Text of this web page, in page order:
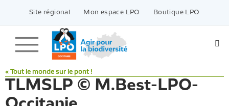
contenu
Site régional Mon espace LPO Boutique LPO
« Tout le monde sur le pont !
TLMSLP © M.Best-LPO-